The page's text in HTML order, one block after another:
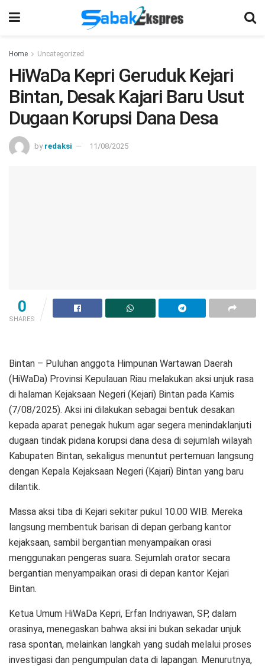
Home Uncategorized
HiWaDa Kepri Geruduk Kejari
Bintan, Desak Kajari Baru Usut
Dugaan Korupsi Dana Desa
by redaksi 11/08/2025
0
SHARES
Bintan – Puluhan anggota Himpunan Wartawan Daerah
(HiWaDa) Provinsi Kepulauan Riau melakukan aksi unjuk rasa
di halaman Kejaksaan Negeri (Kejari) Bintan pada Kamis
(7/08/2025). Aksi ini dilakukan sebagai bentuk desakan
kepada aparat penegak hukum agar segera menindaklanjuti
dugaan tindak pidana korupsi dana desa di sejumlah wilayah
Kabupaten Bintan, sekaligus menuntut pertemuan langsung
dengan Kepala Kejaksaan Negeri (Kajari) Bintan yang baru
dilantik.
Massa aksi tiba di Kejari sekitar pukul 10.00 WIB. Mereka
langsung membentuk barisan di depan gerbang kantor
kejaksaan, sambil bergantian menyampaikan orasi
menggunakan pengeras suara. Sejumlah orator secara
bergantian menyampaikan orasi di depan kantor Kejari
Bintan.
Ketua Umum HiWaDa Kepri, Erfan Indriyawan, SP, dalam
orasinya, menegaskan bahwa aksi ini bukan sekadar unjuk
rasa spontan, melainkan langkah yang sudah melalui proses
investigasi dan pengumpulan data di lapangan. Menurutnya,